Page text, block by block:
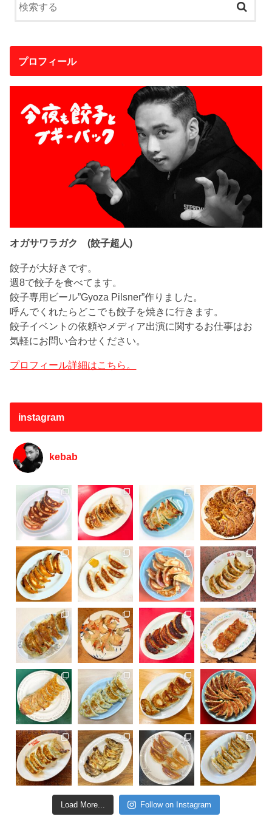
プロフィール
オガサワラガク (餃子超人)
餃子が大好きです。
週8で餃子を食べてます。
餃子専用ビール”Gyoza Pilsner”作りました。
呼んでくれたらどこでも餃子を焼きに行きます。
餃子イベントの依頼やメディア出演に関するお仕事はお
気軽にお問い合わせください。
プロフィール詳細はこちら。
instagram
kebab
Load More... Follow on Instagram